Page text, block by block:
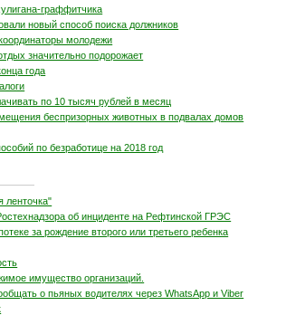
граффитчика
новый способ поиска должников
молодежи
значительно подорожает
года
по 10 тысяч рублей в месяц
беспризорных животных в подвалах домов
по безработице на 2018 год
ленточка"
об инциденте на Рефтинской ГРЭС
за рождение второго или третьего ребенка
имущество организаций.
о пьяных водителях через WhatsApp и Viber